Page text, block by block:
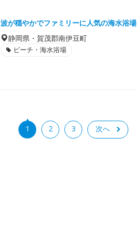
波が穏やかでファミリーに人気の海水浴場
静岡県・賀茂郡南伊豆町
ビーチ・海水浴場
1 2 3 次へ